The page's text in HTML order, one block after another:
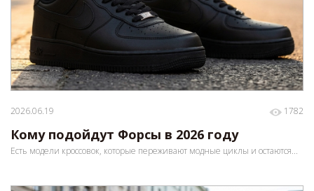
2026.06.19 1782
Кому подойдут Форсы в 2026 году
Есть модели кроссовок, которые переживают модные циклы и остаются...